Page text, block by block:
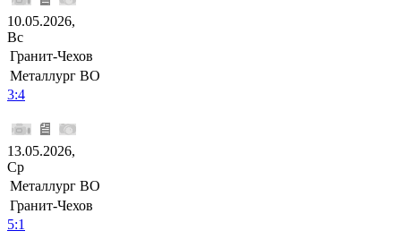
10.05.2026,
Вс
Гранит-Чехов
Металлург ВО
3:4
13.05.2026,
Ср
Металлург ВО
Гранит-Чехов
5:1